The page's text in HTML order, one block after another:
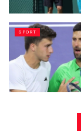
SPORT